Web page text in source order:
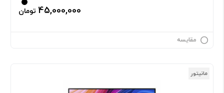
45,000,000 تومان
مقایسه
مانیتور